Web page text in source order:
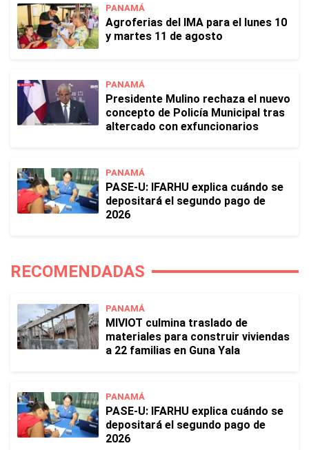
PANAMÁ
Agroferias del IMA para el lunes 10
y martes 11 de agosto
PANAMÁ
Presidente Mulino rechaza el nuevo
concepto de Policía Municipal tras
altercado con exfuncionarios
PANAMÁ
PASE-U: IFARHU explica cuándo se
depositará el segundo pago de
2026
RECOMENDADAS
PANAMÁ
MIVIOT culmina traslado de
materiales para construir viviendas
a 22 familias en Guna Yala
PANAMÁ
PASE-U: IFARHU explica cuándo se
depositará el segundo pago de
2026